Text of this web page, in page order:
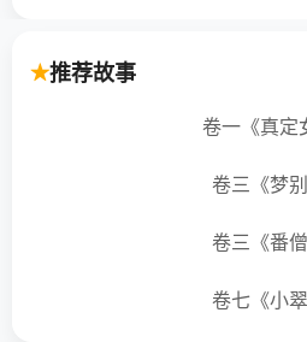
见肺腑、珠歌翠舞、良工心苦、
【成语故事】晋朝时期，慕容
被姚氏所用，就假装行乞。前
慕容超故意隐匿自己的才华。
推荐故事
卷一《真定
卷三《梦别
卷三《番僧
卷七《小翠